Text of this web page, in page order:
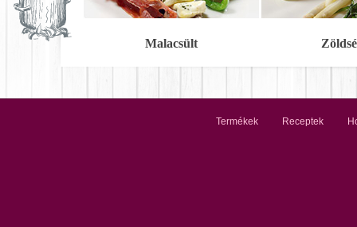
Malacsült
Termékek Receptek